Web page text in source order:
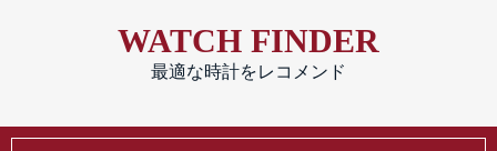
WATCH FINDER
最適な時計をレコメンド